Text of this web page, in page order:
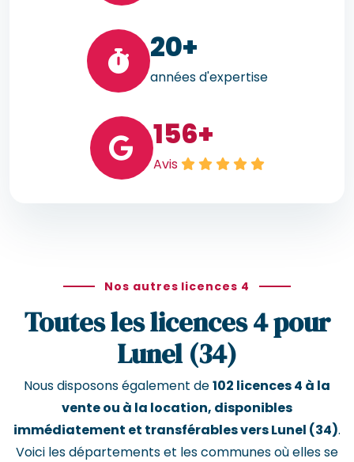
20+
années d'expertise
156+
Avis
Nos autres licences 4
Toutes les licences 4 pour
Lunel (34)
Nous disposons également de102 licences 4 à la
vente ou à la location, disponibles
immédiatement et transférables vers Lunel (34).
Voici les départements et les communes où elles se